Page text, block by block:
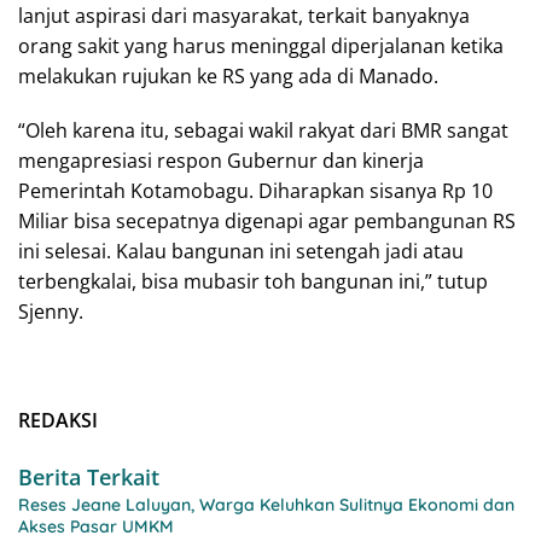
lanjut aspirasi dari masyarakat, terkait banyaknya
orang sakit yang harus meninggal diperjalanan ketika
melakukan rujukan ke RS yang ada di Manado.
“Oleh karena itu, sebagai wakil rakyat dari BMR sangat
mengapresiasi respon Gubernur dan kinerja
Pemerintah Kotamobagu. Diharapkan sisanya Rp 10
Miliar bisa secepatnya digenapi agar pembangunan RS
ini selesai. Kalau bangunan ini setengah jadi atau
terbengkalai, bisa mubasir toh bangunan ini,” tutup
Sjenny.
REDAKSI
Berita Terkait
Reses Jeane Laluyan, Warga Keluhkan Sulitnya Ekonomi dan
Akses Pasar UMKM